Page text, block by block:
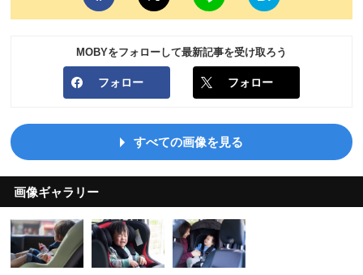
MOBYをフォローして最新記事を受け取ろう
フォロー フォロー
すべての画像を見る
画像ギャラリー